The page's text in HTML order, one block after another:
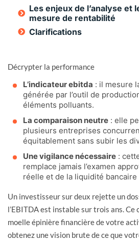
Décrypter la performance
L’indicateur ebitda : il mesure
générée par l’outil de
éléments polluants.
La comparaison neutre : elle
plusieurs entreprises
équitablement sans subir les
Une vigilance nécessaire :
remplace jamais l’examen
réelle et de la liquidité
Un investisseur sur deux rejette un
l’EBITDA est instable sur trois ans.
moelle épinière financière de votre
obtenez une vision brute de ce que
Les enjeux de l’analyse et
mesure de rentabilité
Clarifications